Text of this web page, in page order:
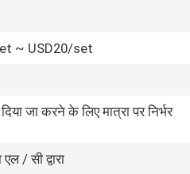
~ USD20/set
जा करने के लिए मात्रा पर निर्भर
/ सी द्वारा